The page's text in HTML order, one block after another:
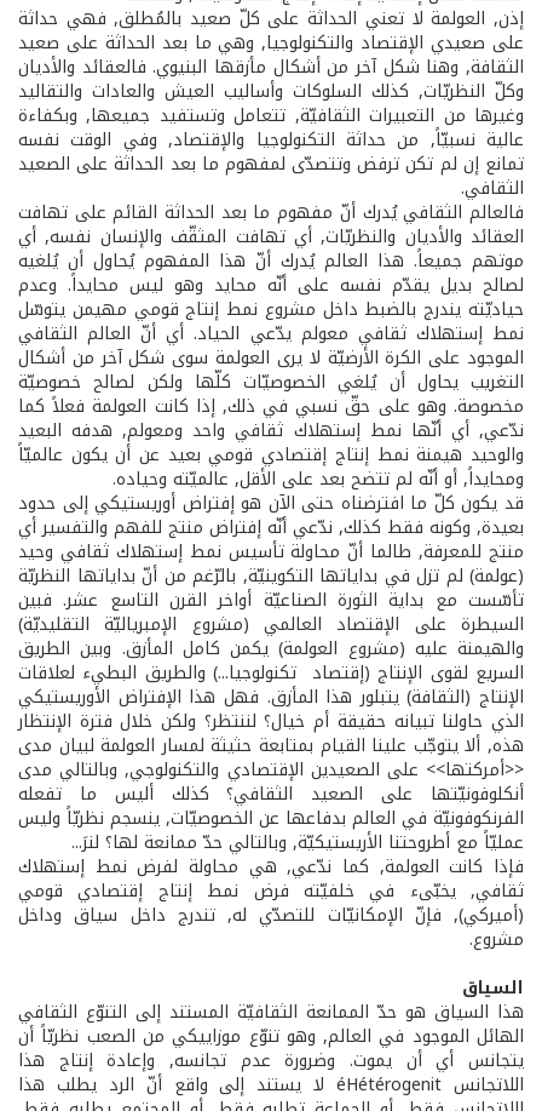
إذن, العولمة لا تعني الحداثة على كلّ صعيد بالمُطلق, فهي حداثة
على صعيدي الإقتصاد والتكنولوجيا, وهي ما بعد الحداثة على صعيد
الثقافة, وهنا شكل آخر من أشكال مأزقها البنيوي. فالعقائد والأديان
وكلّ النظريّات, كذلك السلوكات وأساليب العيش والعادات والتقاليد
وغيرها من التعبيرات الثقافيّة, تتعامل وتستفيد جميعها, وبكفاءة
عالية نسبيّاً, من حداثة التكنولوجيا والإقتصاد, وفي الوقت نفسه
تمانع إن لم تكن ترفض وتتصدّى لمفهوم ما بعد الحداثة على الصعيد
الثقافي.
فالعالم الثقافي يُدرك أنّ مفهوم ما بعد الحداثة القائم على تهافت
العقائد والأديان والنظريّات, أي تهافت المثقّف والإنسان نفسه, أي
موتهم جميعاً. هذا العالم يُدرك أنّ هذا المفهوم يُحاول أن يُلغيه
لصالح بديل يقدّم نفسه على أنّه محايد وهو ليس محايداً. وعدم
حياديّته يندرج بالضبط داخل مشروع نمط إنتاج قومي مهيمن يتوسّل
نمط إستهلاك ثقافي معولم يدّعي الحياد. أي أنّ العالم الثقافي
الموجود على الكرة الأرضيّة لا يرى العولمة سوى شكل آخر من أشكال
التغريب يحاول أن يُلغي الخصوصيّات كلّها ولكن لصالح خصوصيّة
مخصوصة. وهو على حقّ نسبي في ذلك, إذا كانت العولمة فعلاً كما
ندّعي, أي أنّها نمط إستهلاك ثقافي واحد ومعولم, هدفه البعيد
والوحيد هيمنة نمط إنتاج إقتصادي قومي بعيد عن أن يكون عالميّاً
ومحايداً, أو أنّه لم تتضح بعد على الأقل, عالميّته وحياده.
قد يكون كلّ ما افترضناه حتى الآن هو إفتراض أوريستيكي إلى حدود
بعيدة, وكونه فقط كذلك, ندّعي أنّه إفتراض منتج للفهم والتفسير أي
منتج للمعرفة, طالما أنّ محاولة تأسيس نمط إستهلاك ثقافي وحيد
(عولمة) لم تزل في بداياتها التكوينيّة, بالرّغم من أنّ بداياتها النظريّة
تأسّست مع بداية الثورة الصناعيّة أواخر القرن التاسع عشر. فبين
السيطرة على الإقتصاد العالمي (مشروع الإمبرياليّة التقليديّة)
والهيمنة عليه (مشروع العولمة) يكمن كامل المأزق. وبين الطريق
السريع لقوى الإنتاج (إقتصاد ­ تكنولوجيا...) والطريق البطيء لعلاقات
الإنتاج (الثقافة) يتبلور هذا المأزق. فهل هذا الإفتراض الأوريستيكي
الذي حاولنا تبيانه حقيقة أم خيال؟ لننتظر؟ ولكن خلال فترة الإنتظار
هذه, ألا يتوجّب علينا القيام بمتابعة حثيثة لمسار العولمة لبيان مدى
<<أمركتها>> على الصعيدين الإقتصادي والتكنولوجي, وبالتالي مدى
أنكلوفونيّتها على الصعيد الثقافي؟ كذلك أليس ما تفعله
الفرنكوفونيّة في العالم بدفاعها عن الخصوصيّات, ينسجم نظريّاً وليس
عمليّاً مع أطروحتنا الأريستيكيّة, وبالتالي حدّ ممانعة لها؟ لنرَ...
فإذا كانت العولمة, كما ندّعي, هي محاولة لفرض نمط إستهلاك
ثقافي, يخبّىء في خلفيّته فرض نمط إنتاج إقتصادي قومي
(أميركي), فإنّ الإمكانيّات للتصدّي له, تندرج داخل سياق وداخل
مشروع.
السياق
هذا السياق هو حدّ الممانعة الثقافيّة المستند إلى التنوّع الثقافي
الهائل الموجود في العالم, وهو تنوّع موزاييكي من الصعب نظريّاً أن
يتجانس أي أن يموت. وضرورة عدم تجانسه, وإعادة إنتاج هذا
اللاتجانس éHétérogenit لا يستند إلى واقع أنّ الرد يطلب هذا